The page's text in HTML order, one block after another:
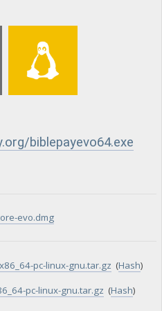
biblepayevo64.exe
evo.dmg
pc-linux-gnu.tar.gz (Hash)
pc-linux-gnu.tar.gz (Hash)